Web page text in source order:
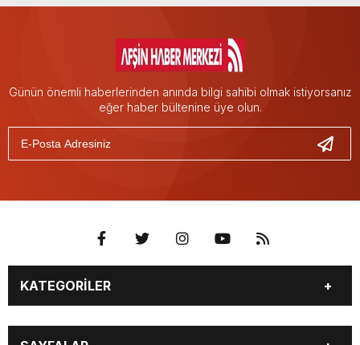
Günün önemli haberlerinden anında bilgi sahibi olmak istiyorsanız
eğer haber bültenine üye olun.
KATEGORİLER
EĞİTİM
EKONOMİ